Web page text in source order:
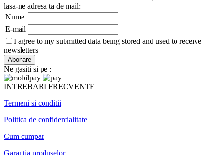
lasa-ne adresa ta de mail:
Nume
E-mail
I agree to my submitted data being stored and used to receive
newsletters
Ne gasiti si pe :
INTREBARI FRECVENTE
Termeni si conditii
Politica de confidentialitate
Cum cumpar
Garantia produselor